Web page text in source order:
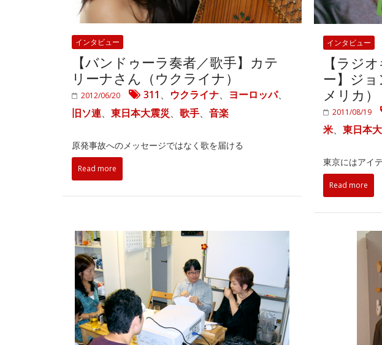
インタビュー
【バンドゥーラ奏者／歌手】カテ
リーナさん（ウクライナ）
2012/06/20 311 、 ウクライナ、 ヨーロッパ、
旧ソ連、 東日本大震災、 歌手、 音楽
原発事故へのメッセージではなく歌を届ける
Read more
インタビュー
【ラジ
ー】ジ
メリカ）
2011/08/19
米、東日本
東京にはアイ
Read more